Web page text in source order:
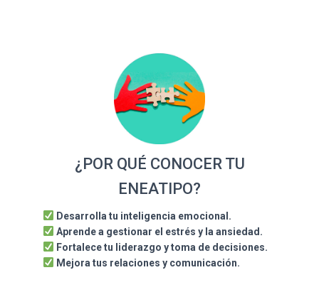
¿POR QUÉ CONOCER TU
ENEATIPO?
Desarrolla tu inteligencia emocional.
Aprende a gestionar el estrés y la ansiedad.
Fortalecetu liderazgo y toma de decisiones.
Mejora tus relaciones y comunicación.